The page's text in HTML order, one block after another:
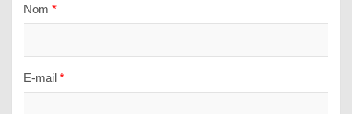
Nom *
E-mail *